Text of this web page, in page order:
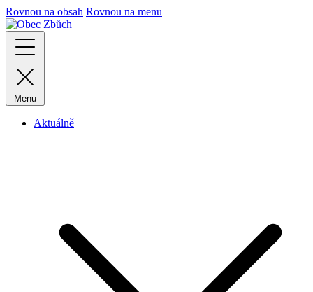
Rovnou na obsah Rovnou na menu
Menu
Aktuálně